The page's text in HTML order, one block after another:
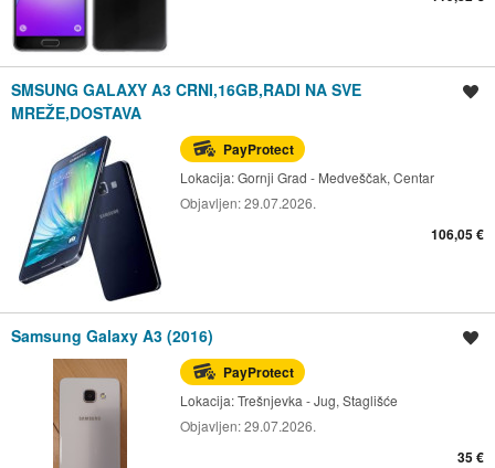
SMSUNG GALAXY A3 CRNI,16GB,RADI NA SVE
MREŽE,DOSTAVA
PayProtect
Lokacija:Gornji Grad - Medveščak, Centar
Objavljen:29.07.2026.
106,05 €
Samsung Galaxy A3 (2016)
PayProtect
Lokacija:Trešnjevka - Jug, Staglišće
Objavljen:29.07.2026.
35 €